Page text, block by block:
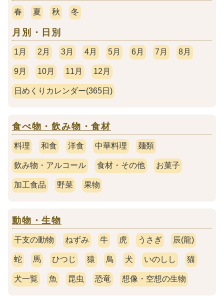
春 夏 秋 冬
月別・日別
1月 2月 3月 4月 5月 6月 7月 8月
9月 10月 11月 12月
日めくりカレンダー(365日)
食べ物・飲み物・食材
料理 和食 洋食 中華料理 麺類
飲み物・アルコール 食材・その他 お菓子
加工食品 野菜 果物
動物・生物
干支の動物 ねずみ 牛 虎 うさぎ 辰(龍)
蛇 馬 ひつじ 猿 鳥 犬 いのしし 猫
犬一覧 魚 昆虫 恐竜 想像・空想の生物